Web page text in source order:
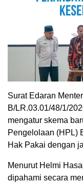
Surat Edaran
B/LR.03.01/48/1/
mengatur skema
Pengelolaan (HPL)
Hak Pakai dengan
Menurut Helmi
dipahami secara